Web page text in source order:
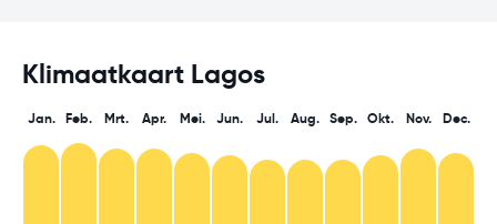
Klimaatkaart Lagos
Jan. Feb. Mrt. Apr. Mei. Jun. Jul. Aug. Sep. Okt. Nov. Dec.